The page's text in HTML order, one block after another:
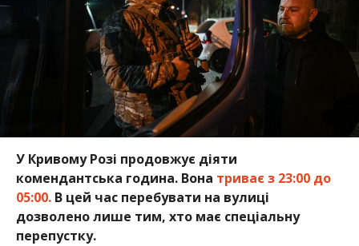
У Кривому Розі продовжує діяти
комендантська година. Вона триває з 23:00 до
05:00.В цей час перебувати на вулиці
дозволено лише тим, хто має спеціальну
перепустку.